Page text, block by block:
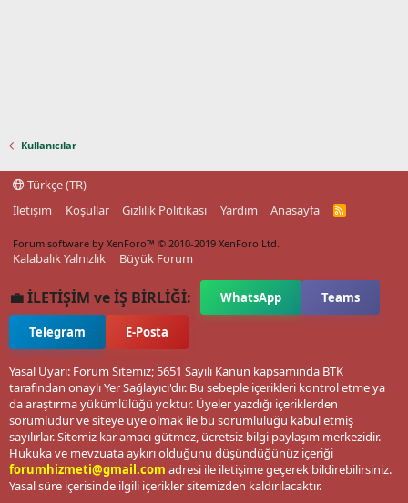
Kullanıcılar
Türkçe (TR)
İletişim
Koşullar Gizlilik Politikası Yardım Anasayfa
R
Forum software by XenForo™ © 2010-2019 XenForo Ltd.
Kalabalık Yalnızlık Büyük Forum
💼 İLETİŞİM ve İŞ BİRLİĞİ: WhatsApp Teams
Telegram E-Posta
Yasal Uyarı: Forum Sitemiz; 5651 Sayılı Kanun kapsamında BTK
tarafından onaylı Yer Sağlayıcı'dır. Bu sebeple içerikleri kontrol etme ya
da araştırma yükümlülüğü yoktur. Üyeler yazdığı içeriklerden
sorumludur ve siteye üye olmak ile bu sorumluluğu kabul etmiş
sayılırlar. Sitemiz kar amacı gütmez, ücretsiz bilgi paylaşım merkezidir.
Hukuka ve mevzuata aykırı olduğunu düşündüğünüz içeriği
forumhizmeti@gmail.com adresi ile iletişime geçerek bildirebilirsiniz.
Yasal süre içerisinde ilgili içerikler sitemizden kaldırılacaktır.